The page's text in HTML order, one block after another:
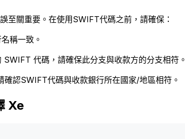
至關重要。在使用SWIFT代碼之前，請確保：
稱一致。
代碼，請確保此分支與收款方的分支相符。
確認SWIFT代碼與收款銀行所在國家/地區相符。
Xe